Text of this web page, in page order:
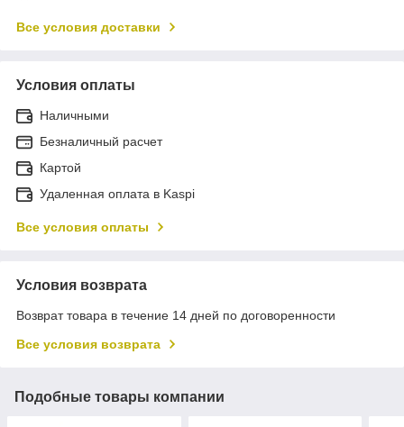
Все условия доставки
Условия оплаты
Наличными
Безналичный расчет
Картой
Удаленная оплата в Kaspi
Все условия оплаты
Условия возврата
Возврат товара в течение 14 дней по договоренности
Все условия возврата
Подобные товары компании